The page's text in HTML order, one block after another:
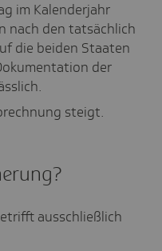
im Kalenderjahr
nach den tatsächlich
die beiden Staaten
der
steigt.
ausschließlich